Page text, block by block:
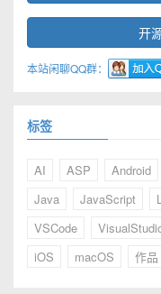
开
本站闲聊QQ群：
标签
AI ASP Android
Java
JavaScript
VSCode
iOS
macOS 作品